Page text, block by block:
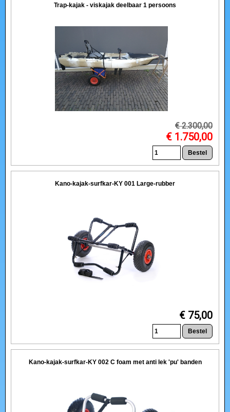
Trap-kajak - viskajak deelbaar 1 persoons
€ 2.300,00
€ 1.750,00
Kano-kajak-surfkar-KY 001 Large-rubber
€ 75,00
Kano-kajak-surfkar-KY 002 C foam met anti lek 'pu' banden